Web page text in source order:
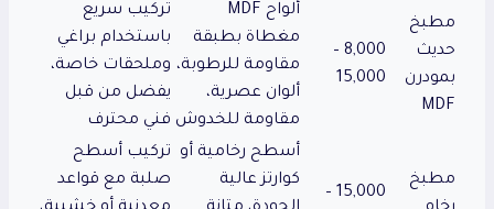
مطبخ
حديث
بمودرن
MDF
8,000 –
15,000
ألواح MDF
مغطاة بطبقة
مقاومة للرطوبة،
ألوان عصرية،
مقاومة للخدوش
تركيب سريع
باستخدام براغي
وملحقات خاصة،
يفضل من قبل
فني محترف
مطبخ
15,000 –
أسطح رخامية أو
كوارتز عالية
تركيب أسطح
صلبة مع قواعد